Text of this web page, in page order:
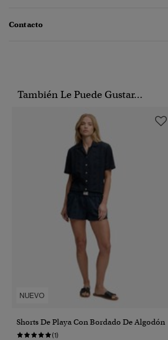
Contacto
También Le Puede Gustar...
NUEVO
Shorts De Playa Con Bordado De Algodón
(1)